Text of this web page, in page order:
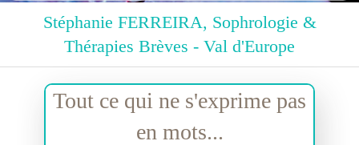
Stéphanie FERREIRA, Sophrologie &
Thérapies Brèves - Val d'Europe
Tout ce qui ne s'exprime pas
en mots...